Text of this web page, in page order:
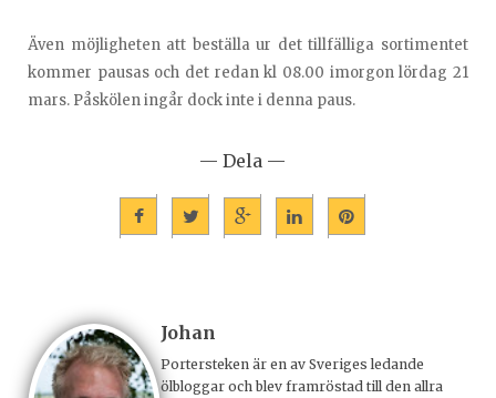
Även möjligheten att beställa ur det tillfälliga sortimentet
kommer pausas och det redan kl 08.00 imorgon lördag 21
mars. Påskölen ingår dock inte i denna paus.
— Dela —
Johan
Portersteken är en av Sveriges ledande
ölbloggar och blev framröstad till den allra